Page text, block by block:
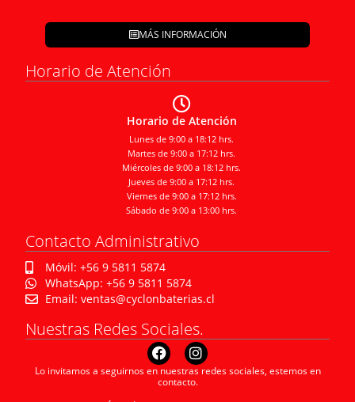
MÁS INFORMACIÓN
Horario de Atención
Horario de Atención
Lunes de 9:00 a 18:12 hrs.
Martes de 9:00 a 17:12 hrs.
Miércoles de 9:00 a 18:12 hrs.
Jueves de 9:00 a 17:12 hrs.
Viernes de 9:00 a 17:12 hrs.
Sábado de 9:00 a 13:00 hrs.
Contacto Administrativo
Móvil: +56 9 5811 5874
WhatsApp: +56 9 5811 5874
Email: ventas@cyclonbaterias.cl
Nuestras Redes Sociales.
Lo invitamos a seguirnos en nuestras redes sociales, estemos en
contacto.